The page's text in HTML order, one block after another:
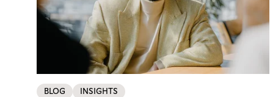
BLOG INSIGHTS